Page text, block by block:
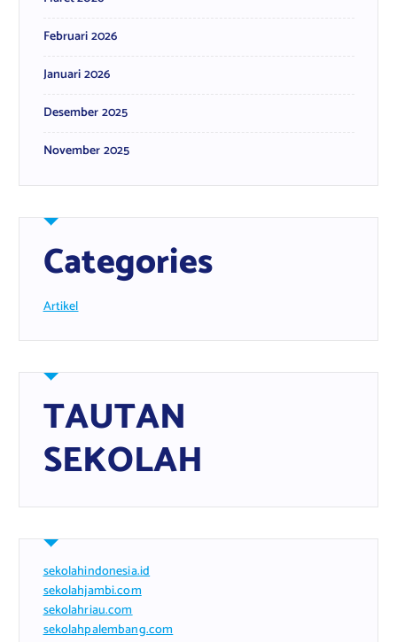
Februari 2026
Januari 2026
Desember 2025
November 2025
Categories
Artikel
TAUTAN
SEKOLAH
sekolahindonesia.id
sekolahjambi.com
sekolahriau.com
sekolahpalembang.com